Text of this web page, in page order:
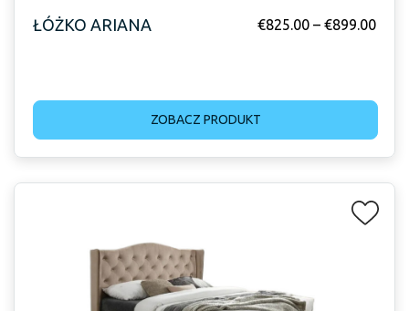
ŁÓŻKO ARIANA €825.00 – €899.00
ZOBACZ PRODUKT